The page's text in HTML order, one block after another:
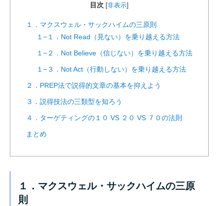
目次 [非表示]
１．マクスウェル・サックハイムの三原則
１−１．Not Read（見ない）を乗り越える方法
１−２．Not Believe（信じない）を乗り越える方法
１−３．Not Act（行動しない）を乗り越える方法
２．PREP法で説得的文章の基本を抑えよう
３．説得技法の三類型を知ろう
４．ターゲティングの１０ VS ２０ VS ７０の法則
まとめ
１．マクスウェル・サックハイムの三原
則